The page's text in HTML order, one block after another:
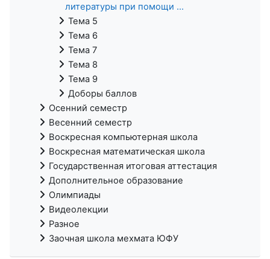
литературы при помощи ...
Тема 5
Тема 6
Тема 7
Тема 8
Тема 9
Доборы баллов
Осенний семестр
Весенний семестр
Воскресная компьютерная школа
Воскресная математическая школа
Государственная итоговая аттестация
Дополнительное образование
Олимпиады
Видеолекции
Разное
Заочная школа мехмата ЮФУ